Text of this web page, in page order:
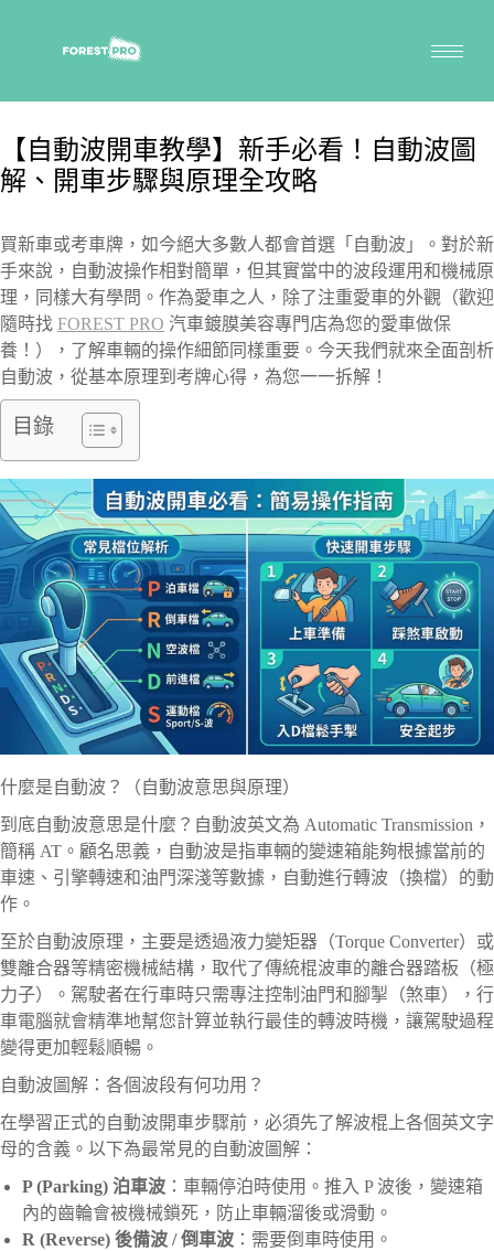
【自動波開車教學】新手必看！自動波圖
解、開車步驟與原理全攻略
買新車或考車牌，如今絕大多數人都會首選「自動波」。對於新
手來說，自動波操作相對簡單，但其實當中的波段運用和機械原
理，同樣大有學問。作為愛車之人，除了注重愛車的外觀（歡迎
隨時找 FOREST PRO 汽車鍍膜美容專門店為您的愛車做保
養！），了解車輛的操作細節同樣重要。今天我們就來全面剖析
自動波，從基本原理到考牌心得，為您一一拆解！
目錄
什麼是自動波？（自動波意思與原理）
到底自動波意思是什麼？自動波英文為 Automatic Transmission，
簡稱 AT。顧名思義，自動波是指車輛的變速箱能夠根據當前的
車速、引擎轉速和油門深淺等數據，自動進行轉波（換檔）的動
作。
至於自動波原理，主要是透過液力變矩器（Torque Converter）或
雙離合器等精密機械結構，取代了傳統棍波車的離合器踏板（極
力子）。駕駛者在行車時只需專注控制油門和腳掣（煞車），行
車電腦就會精準地幫您計算並執行最佳的轉波時機，讓駕駛過程
變得更加輕鬆順暢。
自動波圖解：各個波段有何功用？
在學習正式的自動波開車步驟前，必須先了解波棍上各個英文字
母的含義。以下為最常見的自動波圖解：
P (Parking) 泊車波 ：車輛停泊時使用。推入 P 波後，變速箱
內的齒輪會被機械鎖死，防止車輛溜後或滑動。
R (Reverse) 後備波 / 倒車波 ：需要倒車時使用。